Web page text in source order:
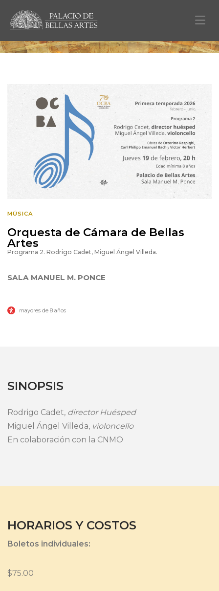
Orquesta de Cámara de Bellas
Artes
SINOPSIS
Rodrigo Cadet, director Huésped
Miguel Ángel Villeda, violoncello
En colaboración con la CNMO
HORARIOS Y COSTOS
Boletos individuales:
$75.00